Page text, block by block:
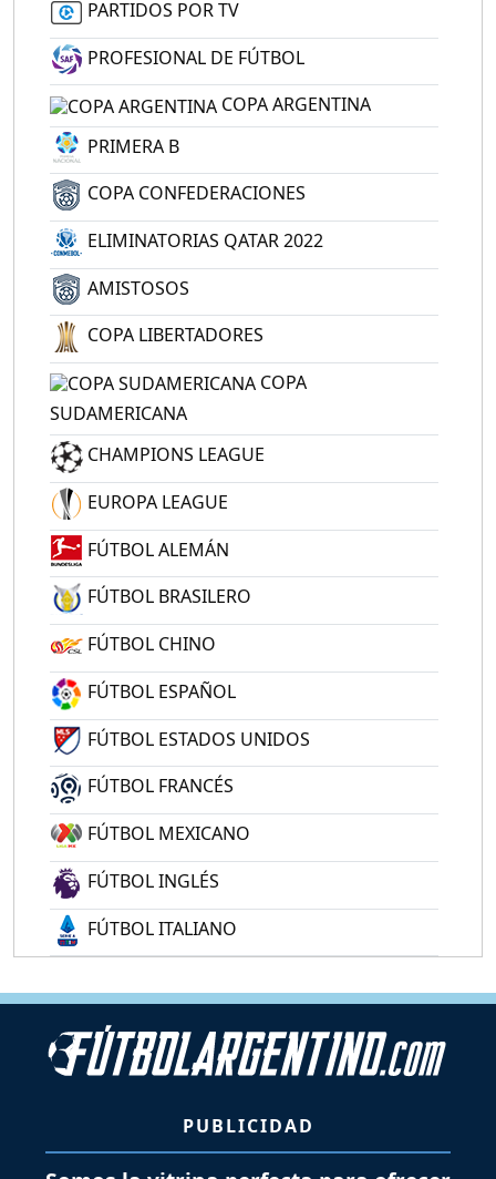
PARTIDOS POR TV
PROFESIONAL DE FÚTBOL
COPA ARGENTINA
PRIMERA B
COPA CONFEDERACIONES
ELIMINATORIAS QATAR 2022
AMISTOSOS
COPA LIBERTADORES
COPA
SUDAMERICANA
CHAMPIONS LEAGUE
EUROPA LEAGUE
FÚTBOL ALEMÁN
FÚTBOL BRASILERO
FÚTBOL CHINO
FÚTBOL ESPAÑOL
FÚTBOL ESTADOS UNIDOS
FÚTBOL FRANCÉS
FÚTBOL MEXICANO
FÚTBOL INGLÉS
FÚTBOL ITALIANO
PUBLICIDAD